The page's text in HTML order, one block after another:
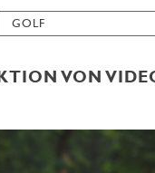
ABSCHLUSSFEIER
GEDENKEN
GOLF
VON